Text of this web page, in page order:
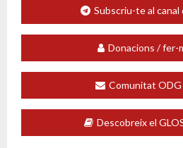
Subscriu-te al canal
Donacions / fer-
Comunitat
Descobreix el